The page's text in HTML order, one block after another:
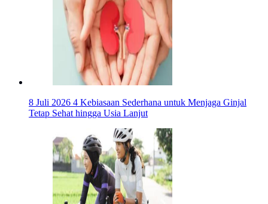
8 Juli 2026 4 Kebiasaan Sederhana untuk Menjaga Ginjal
Tetap Sehat hingga Usia Lanjut